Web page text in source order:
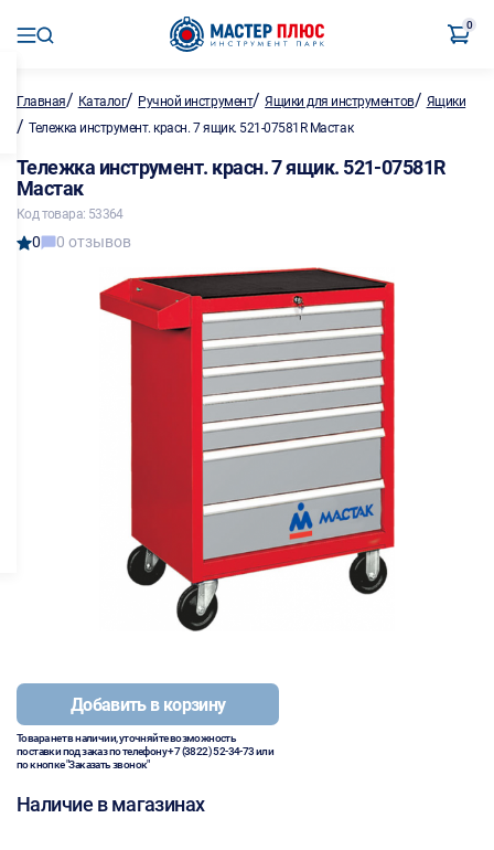
0
Главная/ Каталог/ Ручной инструмент/Ящики для инструментов/ Ящики
/ Тележка инструмент. красн. 7 ящик. 521-07581R Мастак
Тележка инструмент. красн. 7 ящик. 521-07581R
Мастак
Код товара: 53364
0 0 отзывов
Добавить в корзину
Товара нет в наличии, уточняйте возможность
поставки под заказ по телефону+7 (3822) 52-34-73или
по кнопке "Заказать звонок"
Наличие в магазинах